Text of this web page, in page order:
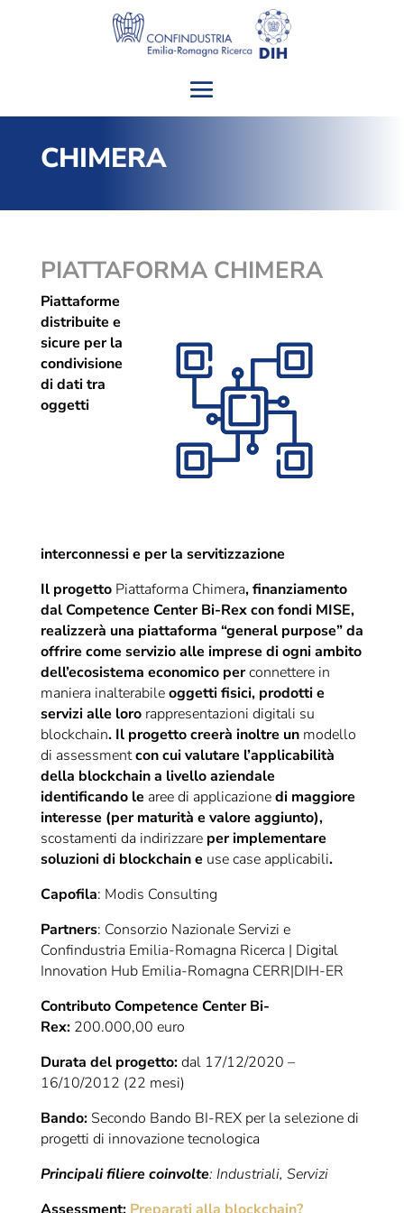
CHIMERA
PIATTAFORMA CHIMERA
Piattaforme
distribuite e
sicure per la
condivisione
di dati tra
oggetti
interconnessi e per la servitizzazione
Il progettoPiattaforma Chimera, finanziamento
dal Competence Center Bi-Rex con fondi MISE,
realizzerà una piattaforma “general purpose” da
offrire come servizio alle imprese di ogni ambito
dell’ecosistema economico perconnettere in
maniera inalterabileoggetti fisici, prodotti e
servizi alle loro rappresentazioni digitali su
blockchain. Il progetto creerà inoltre un modello
di assessmentcon cui valutare l’applicabilità
della blockchain a livello aziendale
identificando le aree di applicazionedi maggiore
interesse (per maturità e valore aggiunto),
scostamenti da indirizzareper implementare
soluzioni di blockchain e use case applicabili.
Capofila: Modis Consulting
Partners: Consorzio Nazionale Servizi e
Confindustria Emilia-Romagna Ricerca | Digital
Innovation Hub Emilia-Romagna CERR|DIH-ER
Contributo Competence Center Bi-
Rex:200.000,00 euro
Durata del progetto:dal 17/12/2020 –
16/10/2012 (22 mesi)
Bando: Secondo Bando BI-REX per la selezione di
progetti di innovazione tecnologica
Principali filiere coinvolte: Industriali, Servizi